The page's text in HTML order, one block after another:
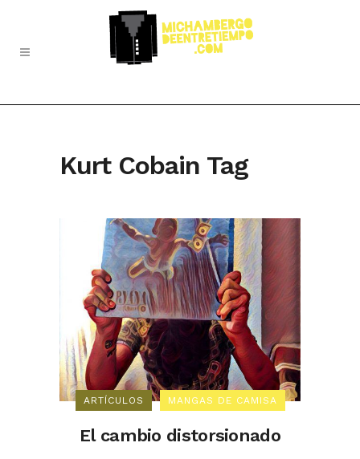
Kurt Cobain Tag
ARTÍCULOS MANGAS DE CAMISA
El cambio distorsionado